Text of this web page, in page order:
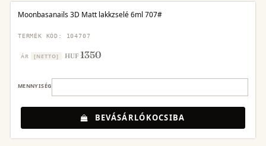
Moonbasanails 3D Matt lakkzselé 6ml 707#
TERMÉK KÓD: 104707
ÁR [NETTO] HUF1350
MENNYISÉG
BEVÁSÁRLÓKOCSIBA